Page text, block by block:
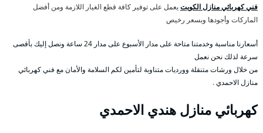
فني كهربائي منازل الكويتيعمل على توفير كافة قطع الغيار اللازمة ومن أفضل
الماركات وأجودها وبسعر رخيص
أسعارنا مناسبة وخدمتنا متاحة على مدار الأسبوع على مدار 24 ساعة ونصل إليك بأقصى
سرعة لذلك نحن نعمل
من خلال ورشات متنقلة وورديات متناوبة لتأمين لكم السلامة والأمان مع فني كهربائي
منازل الاحمدي .
كهربائي منازل هندي الاحمدي